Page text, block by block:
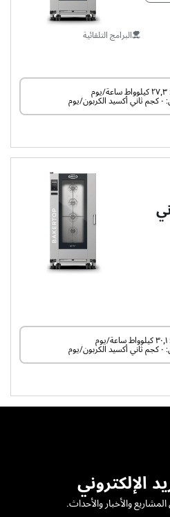
البرامج التلقائية
الإلكتروني
والأخبار والأحداث.